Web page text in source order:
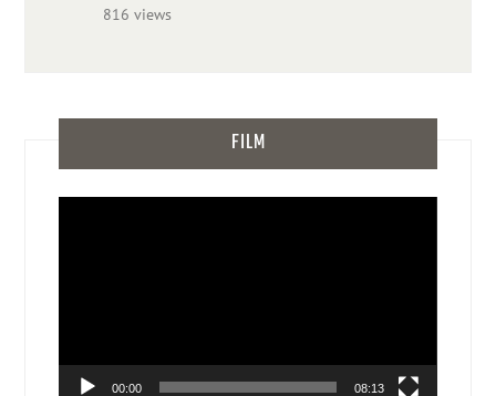
816 views
FILM
00:00 08:13